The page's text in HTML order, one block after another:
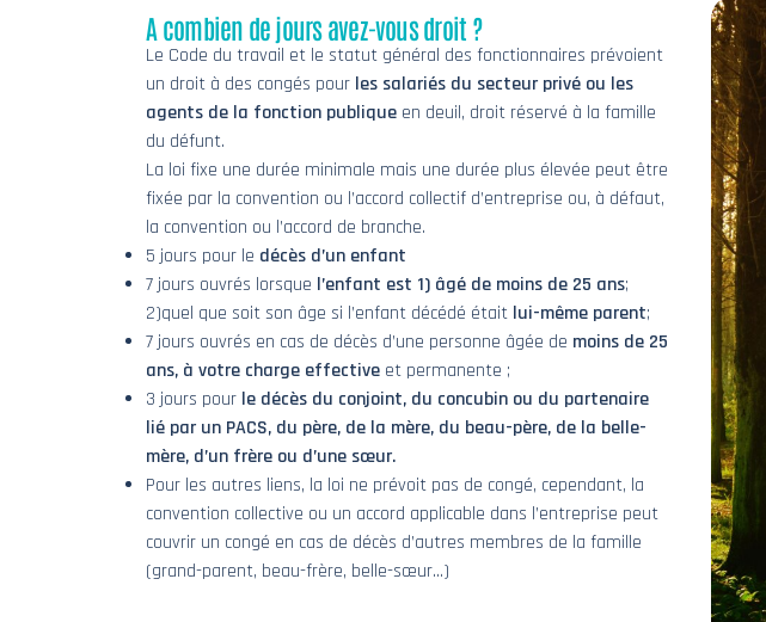
A combien de jours avez-vous droit ?
Le Code du travail et le statut général des fonctionnaires prévoient
un droit à des congés pour les salariés du secteur privé ou les
agents de la fonction publique en deuil, droit réservé à la famille
du défunt.
La loi fixe une durée minimale mais une durée plus élevée peut être
fixée par la convention ou l’accord collectif d’entreprise ou, à défaut,
la convention ou l’accord de branche.
5 jours pour le décès d’un enfant
7 jours ouvrés lorsque l’enfant est 1) âgé de moins de 25 ans;
2)quel que soit son âge si l’enfant décédé était lui-même parent;
7 jours ouvrés en cas de décès d’une personne âgée de moins de 25
ans, à votre charge effective et permanente ;
3 jours pour le décès du conjoint, du concubin ou du partenaire
lié par un PACS, du père, de la mère, du beau-père, de la belle-
mère, d’un frère ou d’une sœur.
Pour les autres liens, la loi ne prévoit pas de congé, cependant, la
convention collective ou un accord applicable dans l’entreprise peut
couvrir un congé en cas de décès d’autres membres de la famille
(grand-parent, beau-frère, belle-sœur…)